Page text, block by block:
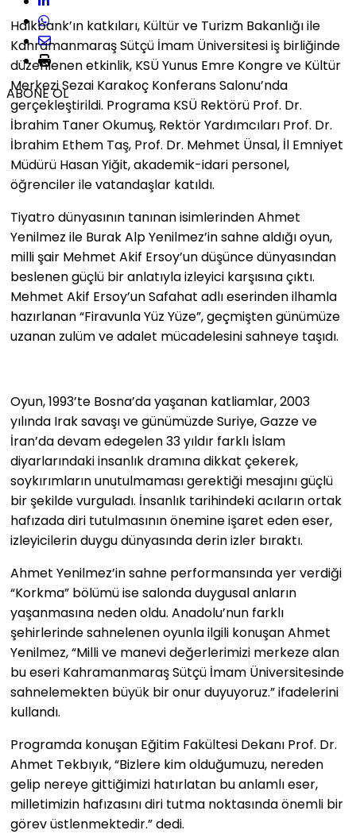
ABONE OL
Halkbank’ın katkıları, Kültür ve Turizm Bakanlığı ile
Kahramanmaraş Sütçü İmam Üniversitesi iş birliğinde
düzenlenen etkinlik, KSÜ Yunus Emre Kongre ve Kültür
Merkezi Sezai Karakoç Konferans Salonu’nda
gerçekleştirildi. Programa KSÜ Rektörü Prof. Dr.
İbrahim Taner Okumuş, Rektör Yardımcıları Prof. Dr.
İbrahim Ethem Taş, Prof. Dr. Mehmet Ünsal, İl Emniyet
Müdürü Hasan Yiğit, akademik-idari personel,
öğrenciler ile vatandaşlar katıldı.
Tiyatro dünyasının tanınan isimlerinden Ahmet
Yenilmez ile Burak Alp Yenilmez’in sahne aldığı oyun,
milli şair Mehmet Akif Ersoy’un düşünce dünyasından
beslenen güçlü bir anlatıyla izleyici karşısına çıktı.
Mehmet Akif Ersoy’un Safahat adlı eserinden ilhamla
hazırlanan “Firavunla Yüz Yüze”, geçmişten günümüze
uzanan zulüm ve adalet mücadelesini sahneye taşıdı.
Oyun, 1993’te Bosna’da yaşanan katliamlar, 2003
yılında Irak savaşı ve günümüzde Suriye, Gazze ve
İran’da devam edegelen 33 yıldır farklı İslam
diyarlarındaki insanlık dramına dikkat çekerek,
soykırımların unutulmaması gerektiği mesajını güçlü
bir şekilde vurguladı. İnsanlık tarihindeki acıların ortak
hafızada diri tutulmasının önemine işaret eden eser,
izleyicilerin duygu dünyasında derin izler bıraktı.
Ahmet Yenilmez’in sahne performansında yer verdiği
“Korkma” bölümü ise salonda duygusal anların
yaşanmasına neden oldu. Anadolu’nun farklı
şehirlerinde sahnelenen oyunla ilgili konuşan Ahmet
Yenilmez, “Milli ve manevi değerlerimizi merkeze alan
bu eseri Kahramanmaraş Sütçü İmam Üniversitesinde
sahnelemekten büyük bir onur duyuyoruz.” ifadelerini
kullandı.
Programda konuşan Eğitim Fakültesi Dekanı Prof. Dr.
Ahmet Tekbıyık, “Bizlere kim olduğumuzu, nereden
gelip nereye gittiğimizi hatırlatan bu anlamlı eser,
milletimizin hafızasını diri tutma noktasında önemli bir
görev üstlenmektedir.” dedi.